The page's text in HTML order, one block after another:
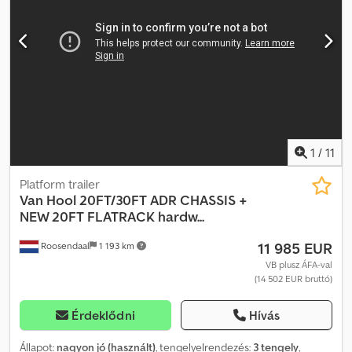
méret: 385/65 Tengelyek gyártója: SAF Hátsó tengely 1:
Emelőtengely; Max. tengelyterhelés: 9000 kg; Gumiabroncs
mintázat: 40% Hátsó tengely 2: Max. tengelyterhelés: 9000 kg;
1 / 11
Roosendaal 1 193 km
Platform trailer
Van Hool20FT/30FT ADR CHASSIS +
NEW 20FT FLATRACK hardw...
11 985 EUR
VB plusz ÁFA-val
(14 502 EUR bruttó)
Érdeklődni Hívás
Állapot: nagyon jó (használt), tengelyelrendezés: 3 tengely,